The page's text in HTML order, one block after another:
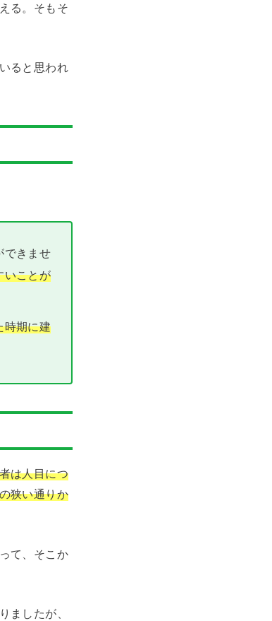
る。そもそ
ると思われ
できませ
いことが
時期に建
は人目につ
狭い通りか
て、そこか
ましたが、